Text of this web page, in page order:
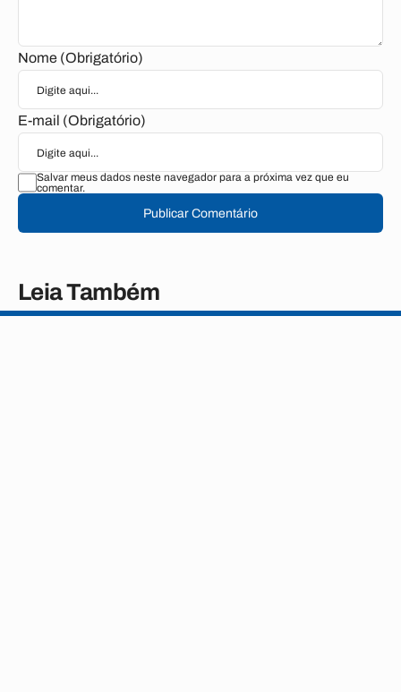
Nome (Obrigatório)
E-mail (Obrigatório)
Salvar meus dados neste navegador para a próxima vez que eu
comentar.
Publicar Comentário
Leia Também